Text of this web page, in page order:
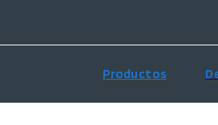
Productos